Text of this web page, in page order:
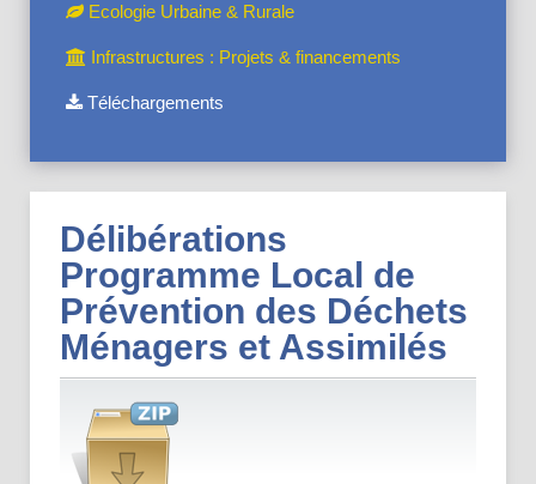
Ecologie Urbaine & Rurale
Infrastructures : Projets & financements
Téléchargements
Délibérations
Programme Local de
Prévention des Déchets
Ménagers et Assimilés